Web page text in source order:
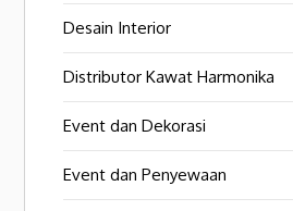
Desain Interior
Distributor Kawat Harmonika
Event dan Dekorasi
Event dan Penyewaan